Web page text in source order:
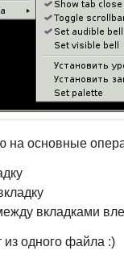
на основные
вкладками
одного файла :)